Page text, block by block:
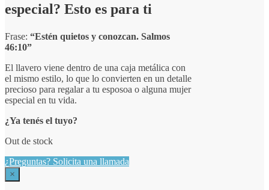
especial? Esto es para ti
Frase: “Estén quietos y conozcan. Salmos
46:10”
El llavero viene dentro de una caja metálica con
el mismo estilo, lo que lo convierten en un detalle
precioso para regalar a tu esposoa o alguna mujer
especial en tu vida.
¿Ya tenés el tuyo?
Out de stock
¿Preguntas? Solicita una llamada
×